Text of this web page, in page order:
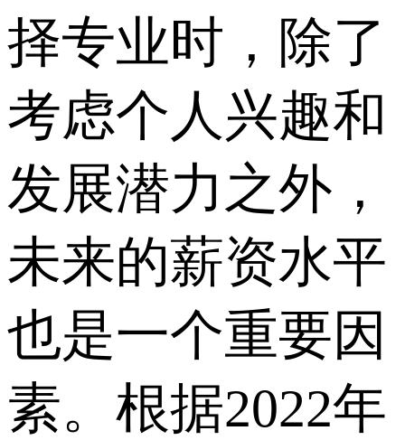
择专业时，除了
考虑个人兴趣和
发展潜力之外，
未来的薪资水平
也是一个重要因
素。根据2022年